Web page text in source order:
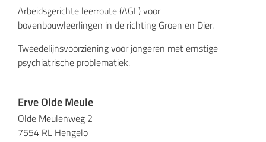
Arbeidsgerichte leerroute (AGL) voor
bovenbouwleerlingen in de richting Groen en Dier.
Tweedelijnsvoorziening voor jongeren met ernstige
psychiatrische problematiek.
Erve Olde Meule
Olde Meulenweg 2
7554 RL Hengelo